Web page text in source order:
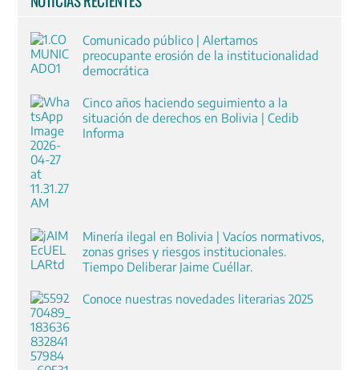
Comunicado público | Alertamos
preocupante erosión de la institucionalidad
democrática
Cinco años haciendo seguimiento a la
situación de derechos en Bolivia | Cedib
Informa
Minería ilegal en Bolivia | Vacíos normativos,
zonas grises y riesgos institucionales.
Tiempo Deliberar Jaime Cuéllar.
Conoce nuestras novedades literarias 2025